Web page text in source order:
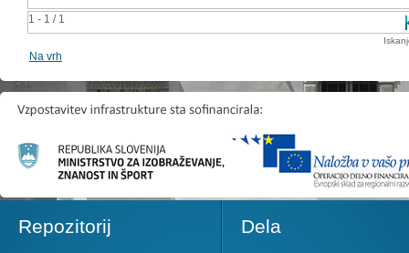
1 - 1 / 1
Na vrh
Repozitorij Dela